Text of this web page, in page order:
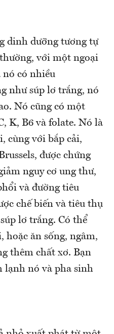
dinh dưỡng tương tự
với một ngoại
có nhiều
như súp lơ trắng, nó
Nó cũng có một
K, B6 và folate. Nó là
cùng với bắp cải,
được chứng
nguy cơ ung thư,
và đường tiêu
chế biến và tiêu thụ
lơ trắng. Có thể
hoặc ăn sống, ngâm,
thêm chất xơ. Bạn
lạnh nó và pha sinh